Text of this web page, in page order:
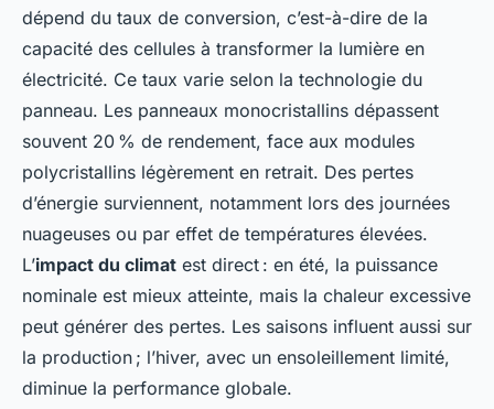
dépend du taux de conversion, c’est-à-dire de la
capacité des cellules à transformer la lumière en
électricité. Ce taux varie selon la technologie du
panneau. Les panneaux monocristallins dépassent
souvent 20 % de rendement, face aux modules
polycristallins légèrement en retrait. Des pertes
d’énergie surviennent, notamment lors des journées
nuageuses ou par effet de températures élevées.
L’impact du climat est direct : en été, la puissance
nominale est mieux atteinte, mais la chaleur excessive
peut générer des pertes. Les saisons influent aussi sur
la production ; l’hiver, avec un ensoleillement limité,
diminue la performance globale.